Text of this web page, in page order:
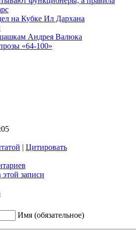
на Кубке Ил Дархана
Андрея Валюка
«64-100»
| Цитировать
этой записи
Имя (обязательное)